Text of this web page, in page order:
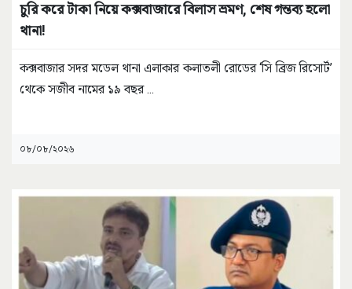
চুরি করে টাকা নিয়ে কক্সবাজারে বিলাস ভ্রমণ, শেষ গন্তব্য হলো
থানা!
কক্সবাজার সদর মডেল থানা এলাকার কলাতলী রোডের ‘সি ব্রিজ রিসোর্ট’
থেকে সজীব নামের ১৯ বছর...
০৮/০৮/২০২৬